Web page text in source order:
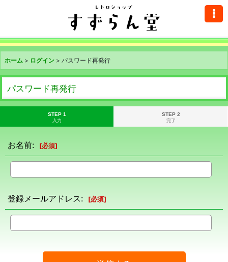
ホーム > ログイン > パスワード再発行
パスワード再発行
STEP 1
入力
STEP 2
完了
お名前: [必須]
登録メールアドレス: [必須]